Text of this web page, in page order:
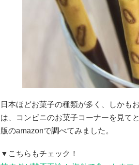
日本ほどお菓子の種類が多く、しかも
は、コンビニのお菓子コーナーを見て
版のamazonで調べてみました。
▼こちらもチェック！